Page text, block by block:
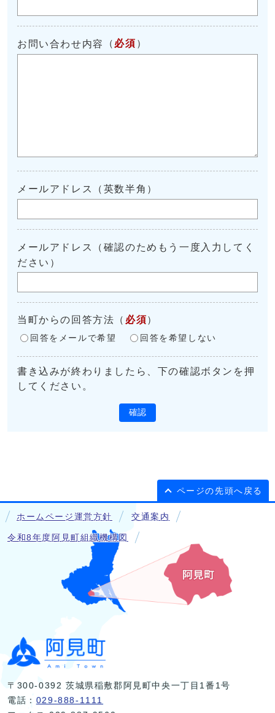
お問い合わせ内容 （ 必須 ）
メールアドレス（英数半角）
メールアドレス（確認のためもう一度入力してく
ださい）
当町からの回答方法 （ 必須 ）
回答をメールで希望 回答を希望しない
書き込みが終わりましたら、下の確認ボタンを押
してください。
確認
ページの先頭へ戻る
ホームページ運営方針 交通案内
令和8年度阿見町組織機構図
〒300-0392 茨城県稲敷郡阿見町中央一丁目1番1号
電話： 029-888-1111